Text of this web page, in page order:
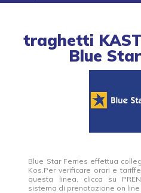
traghetti
Blue
Blue Star Ferries effettua
Kos.Per verificare orari e
questa linea, clicca su
sistema di prenotazione on line